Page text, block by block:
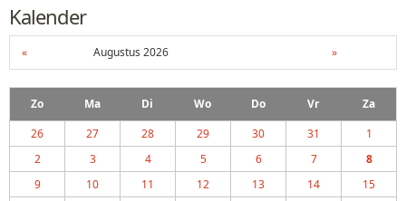
Kalender
« Augustus 2026 »
Zo Ma Di Wo Do Vr
Za
26
27 28 29 30 31
1
2
3 4 5 6 7
8
9
10 11 12 13 14
15